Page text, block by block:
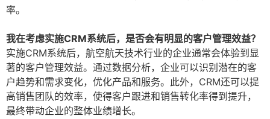
率。
我在考虑实施CRM系统后，是否会有明显的客户管理效益？
实施CRM系统后，航空航天技术行业的企业通常会体验到显
著的客户管理效益。通过数据分析，企业可以识别潜在的客
户趋势和需求变化，优化产品和服务。此外，CRM还可以提
高销售团队的效率，使得客户跟进和销售转化率得到提升，
最终带动企业的整体业绩增长。